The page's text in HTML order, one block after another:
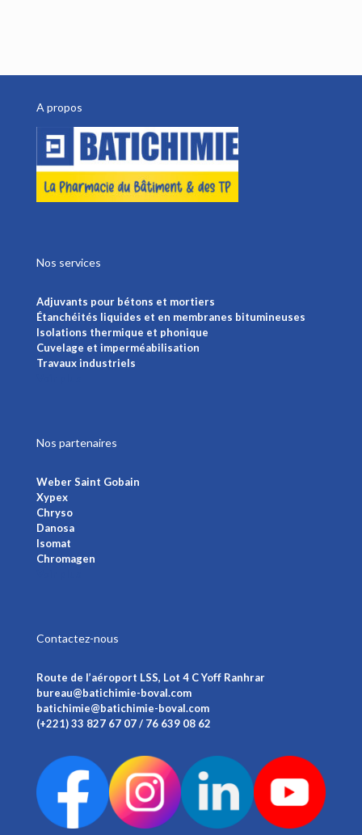
A propos
Nos services
Adjuvants pour bétons et mortiers
Étanchéités liquides et en membranes bitumineuses
Isolations thermique et phonique
Cuvelage et imperméabilisation
Travaux industriels
Nos partenaires
Weber Saint Gobain
Xypex
Chryso
Danosa
Isomat
Chromagen
Contactez-nous
Route de l’aéroport LSS, Lot 4 C Yoff Ranhrar
bureau@batichimie-boval.com
batichimie@batichimie-boval.com
(+221) 33 827 67 07 / 76 639 08 62